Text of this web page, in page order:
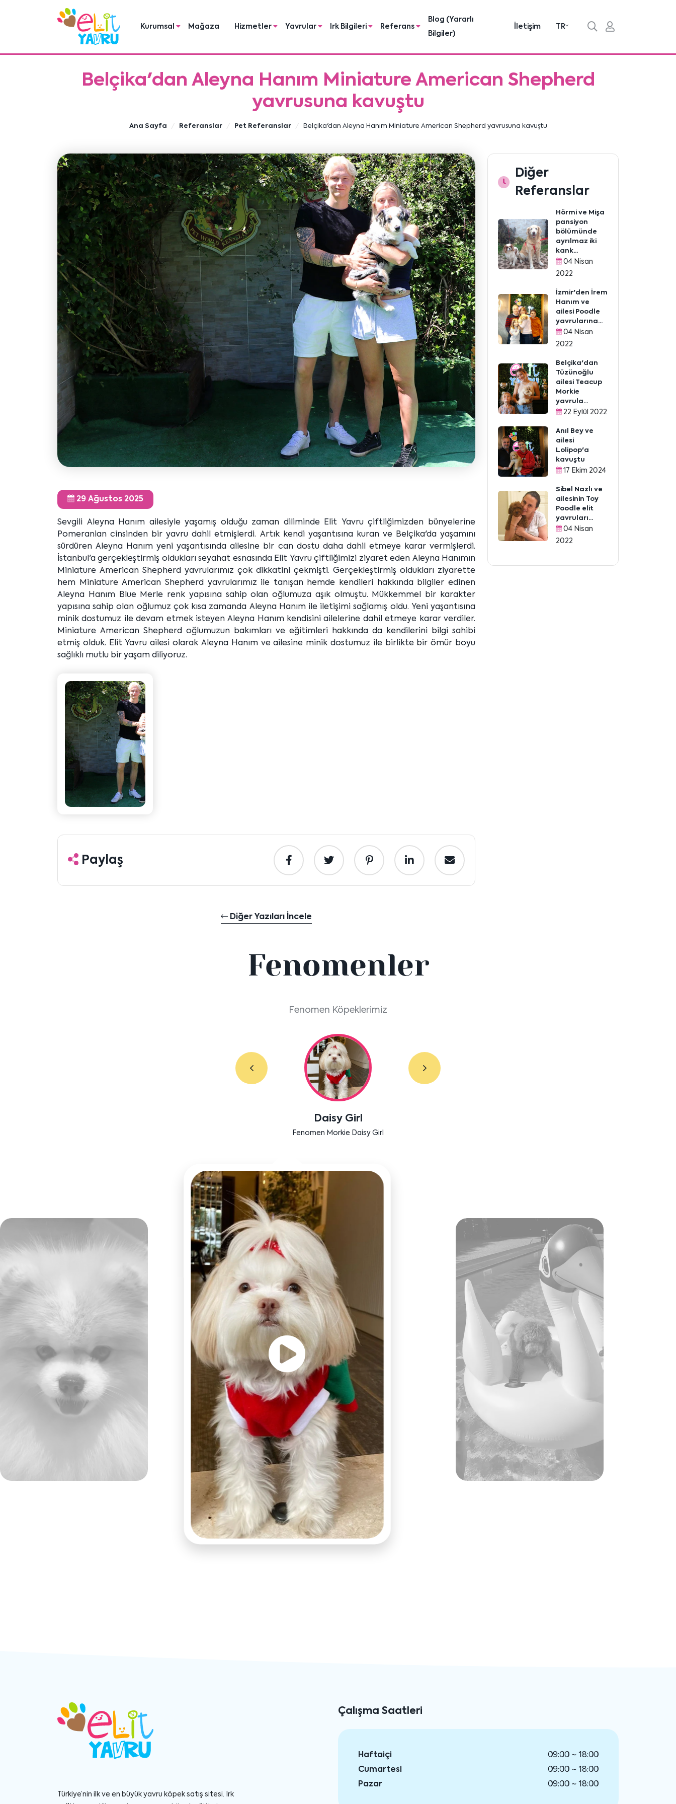
Kurumsal Mağaza Hizmetler Yavrular Irk Bilgileri Referans
Blog (Yararlı
Bilgiler)
İletişim TR
Belçika'dan Aleyna Hanım Miniature American Shepherd
yavrusuna kavuştu
Ana Sayfa Referanslar Pet Referanslar Belçika'dan Aleyna Hanım Miniature American Shepherd yavrusuna kavuştu
29 Ağustos 2025
Sevgili Aleyna Hanım ailesiyle yaşamış olduğu zaman diliminde Elit Yavru çiftliğimizden bünyelerine
Pomeranian cinsinden bir yavru dahil etmişlerdi. Artık kendi yaşantısına kuran ve Belçika'da yaşamını
sürdüren Aleyna Hanım yeni yaşantısında ailesine bir can dostu daha dahil etmeye karar vermişlerdi.
İstanbul'a gerçekleştirmiş oldukları seyahat esnasında Elit Yavru çiftliğimizi ziyaret eden Aleyna Hanımın
Miniature American Shepherd yavrularımız çok dikkatini çekmişti. Gerçekleştirmiş oldukları ziyarette
hem Miniature American Shepherd yavrularımız ile tanışan hemde kendileri hakkında bilgiler edinen
Aleyna Hanım Blue Merle renk yapısına sahip olan oğlumuza aşık olmuştu. Mükkemmel bir karakter
yapısına sahip olan oğlumuz çok kısa zamanda Aleyna Hanım ile iletişimi sağlamış oldu. Yeni yaşantısına
minik dostumuz ile devam etmek isteyen Aleyna Hanım kendisini ailelerine dahil etmeye karar verdiler.
Miniature American Shepherd oğlumuzun bakımları ve eğitimleri hakkında da kendilerini bilgi sahibi
etmiş olduk. Elit Yavru ailesi olarak Aleyna Hanım ve ailesine minik dostumuz ile birlikte bir ömür boyu
sağlıklı mutlu bir yaşam diliyoruz.
Paylaş
Diğer Yazıları İncele
Diğer
Referanslar
Hörmi ve Mişa
pansiyon
bölümünde
ayrılmaz iki
kank...
04 Nisan
2022
İzmir'den İrem
Hanım ve
ailesi Poodle
yavrularına...
04 Nisan
2022
Belçika'dan
Tüzünoğlu
ailesi Teacup
Morkie
yavrula...
22 Eylül 2022
Anıl Bey ve
ailesi
Lolipop'a
kavuştu
17 Ekim 2024
Sibel Nazlı ve
ailesinin Toy
Poodle elit
yavruları...
04 Nisan
2022
Fenomenler
Fenomen Köpeklerimiz
Labradoodle Bruno
Bensu Soral'ın dostu Bruno
Türkiye’nin ilk ve en büyük yavru köpek satış sitesi. Irk
Çalışma Saatleri
Haftaiçi
09:00 ~ 18:00
Cumartesi
09:00 ~ 18:00
Pazar
09:00 ~ 18:00